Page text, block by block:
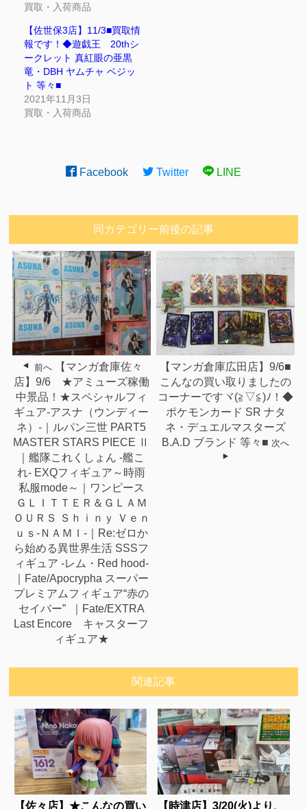
買取・入荷商品
【佐世保3店】11/3■買取情
報です！◆遊戯王 20thシ
ークレット 真紅眼の亜黒
竜・DBH ヤムチャ ベジッ
ト 等々■
2021年11月3日
買取・入荷商品
Facebook Twitter LINE
同カテゴリー前後の記事
前へ
【マンガ倉庫佐々
店】9/6 ★アミューズ稼働
中景品！★スペシャルフィ
ギュア-アスナ（ウンディー
ネ）-｜ルパン三世 PART5
MASTER STARS PIECE Ⅱ
｜艦隊これくしょん -艦こ
れ- EXQフィギュア～時雨
私服mode～｜ワンピース
ＧＬＩＴＴＥＲ＆ＧＬＡＭ
ＯＵＲＳ Ｓｈｉｎｙ Ｖｅｎ
ｕｓ-ＮＡＭＩ-｜Re:ゼロか
ら始める異世界生活 SSSフ
ィギュア -レム・Red hood-
｜Fate/Apocrypha スーパー
プレミアムフィギュア“赤の
セイバー” ｜Fate/EXTRA
Last Encore キャスターフ
ィギュア★
【マンガ倉庫広田店】9/6■
こんなの買い取りましたの
コーナーですヾ(≧▽≦)ﾉ！◆
ポケモンカード SR ナタ
ネ・デュエルマスターズ
B.A.D ブランド 等々■ 次へ
関連記事
【佐々店】★こんなの買い 【時津店】3/20(火)より、